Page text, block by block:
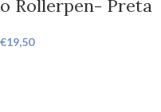
o Rollerpen- Preta
€19,50